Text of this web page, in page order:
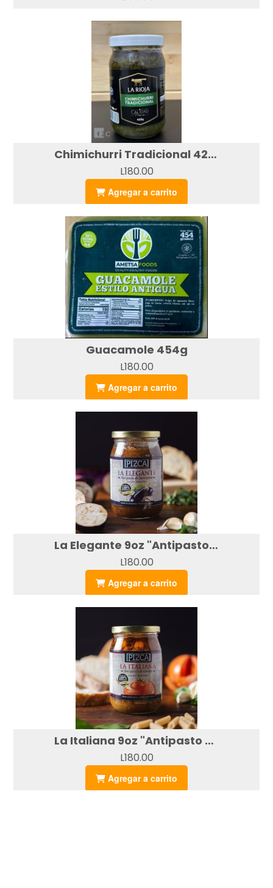
Chimichurri Tradicional 425g
L180.00
Agregar a carrito
Guacamole 454g
L180.00
Agregar a carrito
La Elegante 9oz "Antipasto de berenjena"
L180.00
Agregar a carrito
La Italiana 9oz "Antipasto de tomate"
L180.00
Agregar a carrito